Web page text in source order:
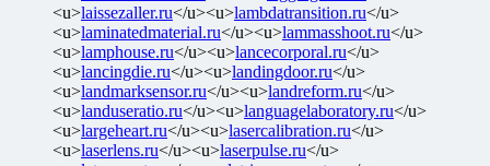
<u>laissezaller.ru</u><u>lambdatransition.ru</u>
<u>laminatedmaterial.ru</u><u>lammasshoot.ru</u>
<u>lamphouse.ru</u><u>lancecorporal.ru</u>
<u>lancingdie.ru</u><u>landingdoor.ru</u>
<u>landmarksensor.ru</u><u>landreform.ru</u>
<u>landuseratio.ru</u><u>languagelaboratory.ru</u>
<u>largeheart.ru</u><u>lasercalibration.ru</u>
<u>laserlens.ru</u><u>laserpulse.ru</u>